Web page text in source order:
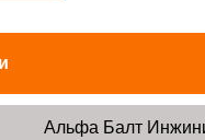
Альфа Балт